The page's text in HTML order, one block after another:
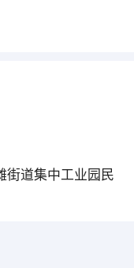
街道集中工业园民